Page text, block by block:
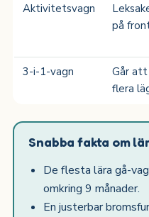
Aktivitetsvagn
på
3-i-1-vagn
Går
flera
Snabba fakta om
De flesta lära gå-
omkring 9 månader.
En justerbar